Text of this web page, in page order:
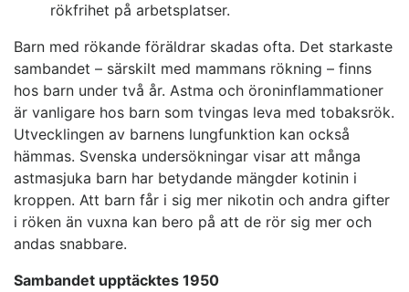
rökfrihet på arbetsplatser.
Barn med rökande föräldrar skadas ofta. Det starkaste
sambandet – särskilt med mammans rökning – finns
hos barn under två år. Astma och öroninflammationer
är vanligare hos barn som tvingas leva med tobaksrök.
Utvecklingen av barnens lungfunktion kan också
hämmas. Svenska undersökningar visar att många
astmasjuka barn har betydande mängder kotinin i
kroppen. Att barn får i sig mer nikotin och andra gifter
i röken än vuxna kan bero på att de rör sig mer och
andas snabbare.
Sambandet upptäcktes 1950